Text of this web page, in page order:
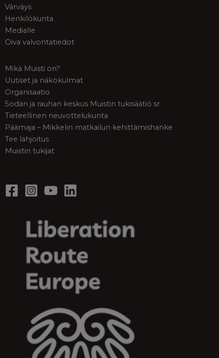
Värväys
Henkilökunta
Medialle
Oiva valvontatiedot
Mikä Muisti on?
Uutiset ja näkökulmat
Organisaatio
Sodan ja rauhan keskus Muistin tukisäätiö sr
Tieteellinen neuvottelukunta
Päämaja – Mikkelin matkailun kehittämishanke
Tee lahjoitus
Muistin tukijat